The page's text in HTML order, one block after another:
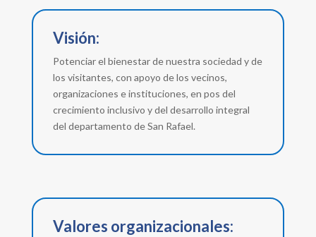
Visión:
Potenciar el bienestar de nuestra sociedad y de
los visitantes, con apoyo de los vecinos,
organizaciones e instituciones, en pos del
crecimiento inclusivo y del desarrollo integral
del departamento de San Rafael.
Valores organizacionales: